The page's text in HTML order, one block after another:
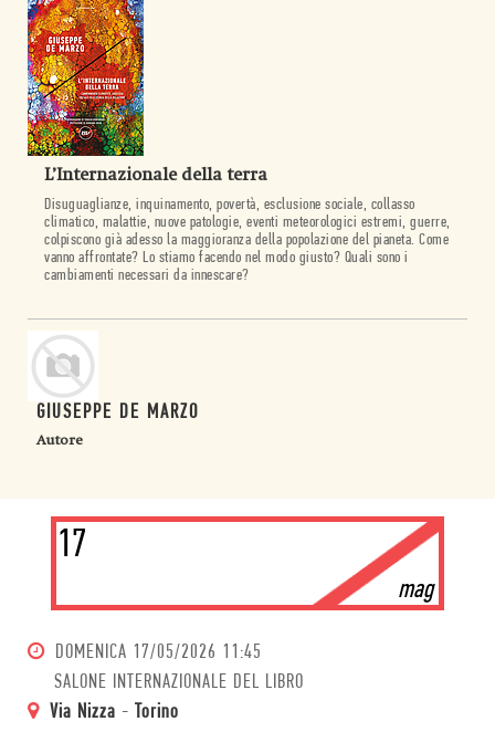
L’Internazionale della terra
Disuguaglianze, inquinamento, povertà, esclusione sociale, collasso
climatico, malattie, nuove patologie, eventi meteorologici estremi, guerre,
colpiscono già adesso la maggioranza della popolazione del pianeta. Come
vanno affrontate? Lo stiamo facendo nel modo giusto? Quali sono i
cambiamenti necessari da innescare?
GIUSEPPE DE MARZO
Autore
17
mag
DOMENICA 17/05/2026 11:45
SALONE INTERNAZIONALE DEL LIBRO
Via Nizza - Torino